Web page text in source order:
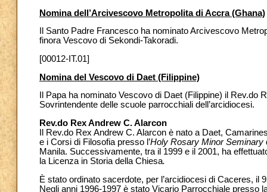
Nomina dell’Arcivescovo Metropolita di Accra (Ghana)
Il Santo Padre Francesco ha nominato Arcivescovo
finora Vescovo di Sekondi-Takoradi.
[00012-IT.01]
Nomina del Vescovo di Daet (Filippine)
Il Papa ha nominato Vescovo di Daet (Filippine) il Rev.do
Sovrintendente delle scuole parrocchiali dell’arcidiocesi.
Rev.do Rex Andrew C. Alarcon
Il Rev.do Rex Andrew C. Alarcon è nato a Daet,
e i Corsi di Filosofia presso l’Holy Rosary Minor Seminary
Manila. Successivamente, tra il 1999 e il 2001, ha
la Licenza in Storia della Chiesa.
È stato ordinato sacerdote, per l’arcidiocesi di Caceres, il
Negli anni 1996-1997 è stato Vicario Parrocchiale presso